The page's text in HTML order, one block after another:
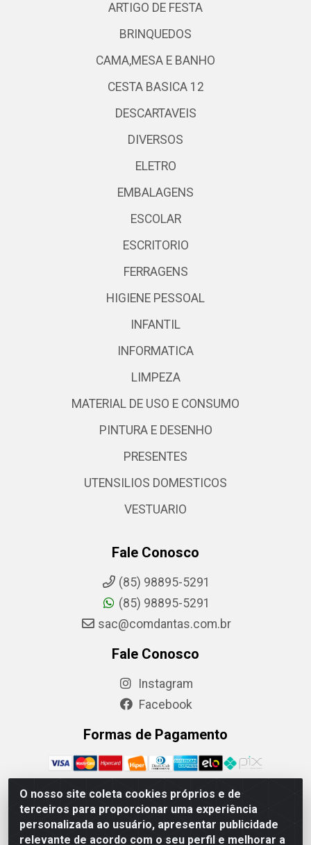
O nosso site coleta cookies próprios e de
terceiros para proporcionar uma experiência
personalizada ao usuário, apresentar publicidade
relevante de acordo com o seu perfil e melhorar a
ARTIGO DE FESTA
BRINQUEDOS
CAMA,MESA E BANHO
CESTA BASICA 12
DESCARTAVEIS
DIVERSOS
ELETRO
EMBALAGENS
ESCOLAR
ESCRITORIO
FERRAGENS
HIGIENE PESSOAL
INFANTIL
INFORMATICA
LIMPEZA
MATERIAL DE USO E CONSUMO
PINTURA E DESENHO
PRESENTES
UTENSILIOS DOMESTICOS
VESTUARIO
Fale Conosco
(85) 98895-5291
(85) 98895-5291
sac@comdantas.com.br
Fale Conosco
Instagram
Facebook
Formas de Pagamento
Rafael & Dantas LTDA - Rua Floriano Peixoto, 137- Centro,
CEP: 60025-130 | CNPJ: 02.884.314/0001-20